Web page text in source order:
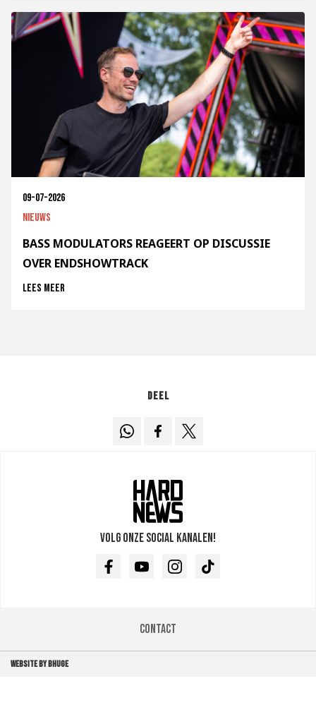
09-07-2026
Nieuws
BASS MODULATORS REAGEERT OP DISCUSSIE
OVER ENDSHOWTRACK
Lees meer
Deel
Volg onze social kanalen!
FacebookYoutubeInstagramTikTok
Contact
WEBSITE BY BHUGE